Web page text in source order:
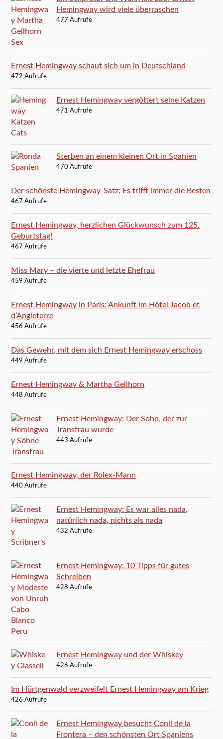
Hemingway wird viele überraschen
477 Aufrufe
Ernest Hemingway schaut sich um in Deutschland
472 Aufrufe
Ernest Hemingway vergöttert seine Katzen
471 Aufrufe
Sterben an einem kleinen Ort in Spanien
470 Aufrufe
Der schönste Hemingway-Satz: Es trifft immer die Besten
467 Aufrufe
Ernest Hemingway, herzlichen Glückwunsch zum 125.
Geburtstag!
467 Aufrufe
Miss Mary – die vierte und letzte Ehefrau
459 Aufrufe
Ernest Hemingway in Paris: Ankunft im Hôtel Jacob et
d’Angleterre
456 Aufrufe
Das Gewehr, mit dem sich Ernest Hemingway erschoss
449 Aufrufe
Ernest Hemingway & Martha Gellhorn
448 Aufrufe
Ernest Hemingway: Der Sohn, der zur
Transfrau wurde
443 Aufrufe
Ernest Hemingway, der Rolex-Mann
440 Aufrufe
Ernest Hemingway: Es war alles nada,
natürlich nada, nichts als nada
432 Aufrufe
Ernest Hemingway: 10 Tipps für gutes
Schreiben
428 Aufrufe
Ernest Hemingway und der Whiskey
426 Aufrufe
Im Hürtgenwald verzweifelt Ernest Hemingway am Krieg
426 Aufrufe
Ernest Hemingway besucht Conil de la
Frontera – den schönsten Ort Spaniens